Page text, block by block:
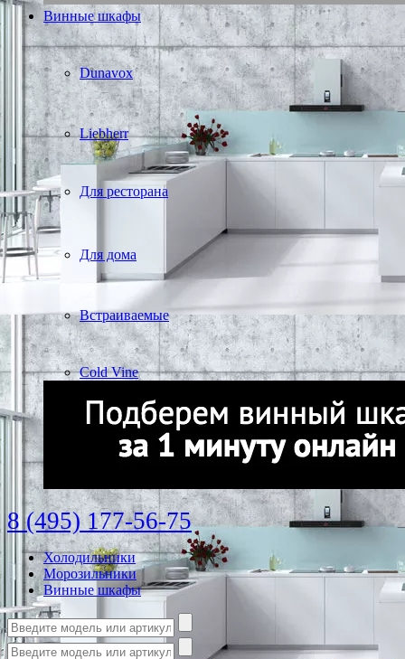
Винные шкафы
Dunavox
Liebherr
Для ресторана
Для дома
Встраиваемые
Cold Vine
8 (495) 177-56-75
Холодильники
Морозильники
Винные шкафы